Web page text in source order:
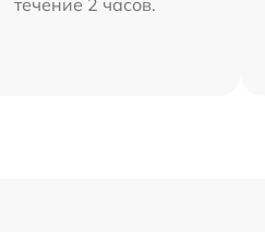
течение 2 часов.